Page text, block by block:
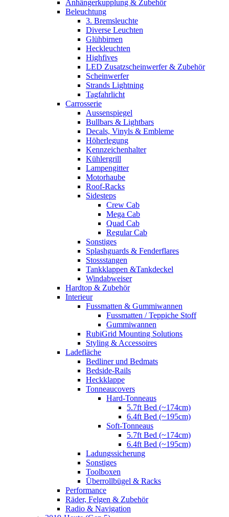
Anhängerkupplung & Zubehör
Beleuchtung
3. Bremsleuchte
Diverse Leuchten
Glühbirnen
Heckleuchten
Highfives
LED Zusatzscheinwerfer & Zubehör
Scheinwerfer
Strands Lightning
Tagfahrlicht
Carrosserie
Aussenspiegel
Bullbars & Lightbars
Decals, Vinyls & Embleme
Höherlegung
Kennzeichenhalter
Kühlergrill
Lampengitter
Motorhaube
Roof-Racks
Sidesteps
Crew Cab
Mega Cab
Quad Cab
Regular Cab
Sonstiges
Splashguards & Fenderflares
Stossstangen
Tankklappen &Tankdeckel
Windabweiser
Hardtop & Zubehör
Interieur
Fussmatten & Gummiwannen
Fussmatten / Teppiche Stoff
Gummiwannen
RubiGrid Mounting Solutions
Styling & Accessoires
Ladefläche
Bedliner und Bedmats
Bedside-Rails
Heckklappe
Tonneaucovers
Hard-Tonneaus
5.7ft Bed (~174cm)
6.4ft Bed (~195cm)
Soft-Tonneaus
5.7ft Bed (~174cm)
6.4ft Bed (~195cm)
Ladungssicherung
Sonstiges
Toolboxen
Überrollbügel & Racks
Performance
Räder, Felgen & Zubehör
Radio & Navigation